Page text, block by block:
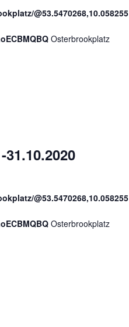
@53.5470268,10.058255
Osterbrookplatz
@53.5470268,10.058255
Osterbrookplatz